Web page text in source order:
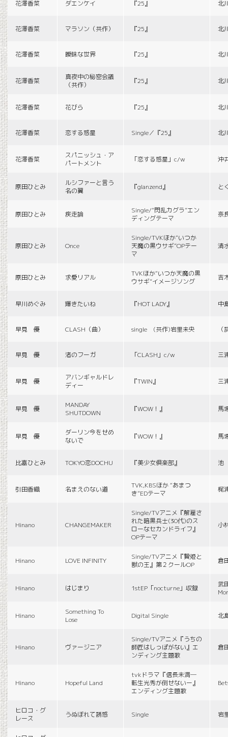
花澤香菜 ダエンケイ 『25』 北
花澤香菜 マラソン（共作） 『25』 北
花澤香菜 曖昧な世界 『25』 北
花澤香菜
真夜中の秘密会議
（共作）
『25』 北
花澤香菜 花びら 『25』 北
花澤香菜 恋する惑星 Single／『25』 北
花澤香菜
スパニッシュ・ア
パートメント
「恋する惑星」c/w 沖
原田ひとみ
ルシファーと言う
名の翼
『glanzend』 と
原田ひとみ 疾走論
Single/“閃乱カグラ”エン
ディングテーマ
奈
原田ひとみ Once
Single/TVKほか“いつか
天魔の黒ウサギ”OPテー
マ
清
原田ひとみ 求愛リアル
TVKほか“いつか天魔の黒
ウサギ”イメージソング
吉
早川めぐみ 輝きたいね 『HOT LADY』 中
早見 優 CLASH（曲） single (共作)岩里未央
早見 優 渚のフーガ 「CLASH」c/w 三
早見 優
アバンギャルドレ
ディー
『TWIN』 三
早見 優
MANDAY
SHUTDOWN
『WOW！』 馬
早見 優
ダーリン今をせめ
ないで
『WOW！』 馬
比嘉ひとみ TOKYO恋DOCHU 『美少女倶楽部』 池
引田香織 名まえのない道
TVK,KBSほか “あまつ
き”EDテーマ
梶
Hinano CHANGEMAKER
Single/TVアニメ『解雇さ
れた暗黒兵士(30代)のス
ローなセカンドライフ』
OPテーマ
小
Hinano LOVE INFINITY
Single/TVアニメ『贄姫と
獣の王』第２クールOP
倉
Hinano はじまり 1stEP「nocturne」収録
武
Hinano
Something To
Lose
Digital Single 北
Hinano ヴァージニア
Single/TVアニメ『うちの
師匠はしっぽがない』エ
ンディング主題歌
倉
Hinano Hopeful Land
tvkドラマ『信長未満―
転生光秀が倒せないー』
エンディング主題歌
ヒロコ・グ
レース
うぬぼれて誘惑 Single 岩